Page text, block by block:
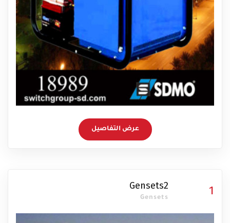
عرض التفاصيل
Gensets2
Gensets
1